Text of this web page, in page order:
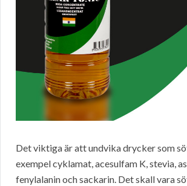
Det viktiga är att undvika drycker som
exempel cyklamat, acesulfam K, stevia,
fenylalanin och sackarin. Det skall vara